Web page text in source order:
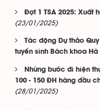
Đợt 1 TSA 2025: Xuất
(23/01/2025)
Tác động Dự thảo
tuyển sinh Bách khoa Hà
Những bước đi hiện
100 - 150 ĐH hàng đầu
(28/01/2025)